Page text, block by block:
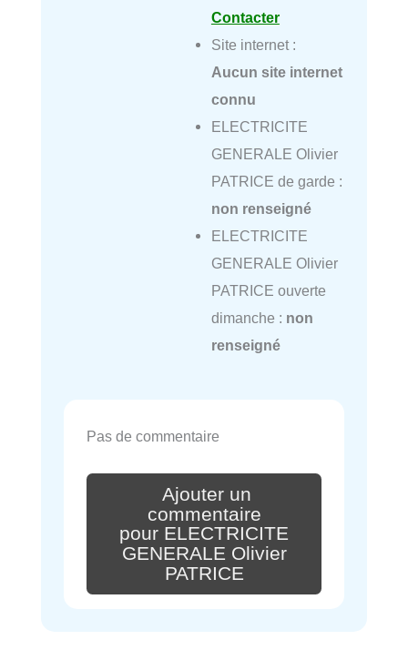
Contacter
Site internet :
Aucun site internet
connu
ELECTRICITE
GENERALE Olivier
PATRICE de garde :
non renseigné
ELECTRICITE
GENERALE Olivier
PATRICE ouverte
dimanche : non
renseigné
Pas de commentaire
Ajouter un
commentaire
pour ELECTRICITE
GENERALE Olivier
PATRICE